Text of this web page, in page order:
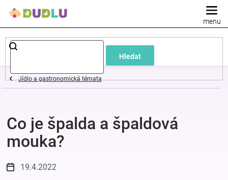
Hledat
Dětské
a
oblečení
Pokojíček
a
Jídlo a gastronomická témata
Co je špalda a špaldová
mouka?
19.4.2022